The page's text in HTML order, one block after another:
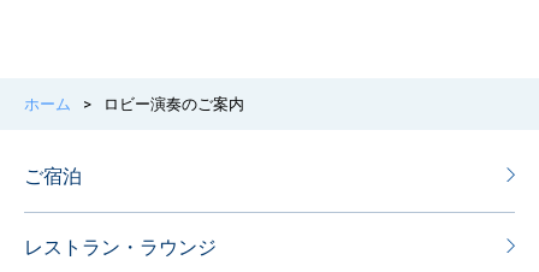
ホーム > ロビー演奏のご案内
ご宿泊
レストラン・ラウンジ